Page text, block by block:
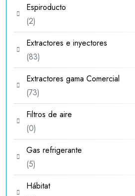
Espiroducto
22
productos
Extractores e inyectores
8383
productos
Extractores gama Comercial
7373
productos
Filtros de aire
00
productos
Gas refrigerante
55
productos
Hábitat